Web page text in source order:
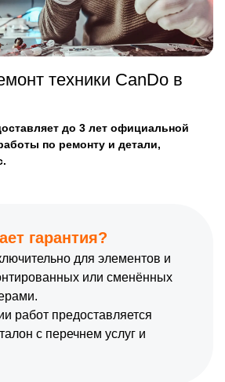
техники CanDo в
до 3 лет официальной
по ремонту и детали,
гарантия?
для элементов и
или сменённых
работ предоставляется
с перечнем услуг и